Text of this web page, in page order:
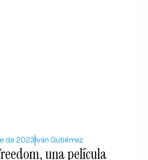
de 2023 Iván Gutiérrez
una película